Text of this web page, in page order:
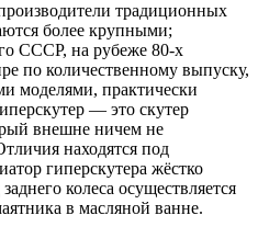
традиционных
более крупными;
СССР, на рубеже 80-х
по количественному выпуску,
моделями, практически
— это скутер
внешне ничем не
находятся под
гиперскутера жёстко
колеса осуществляется
в масляной ванне.